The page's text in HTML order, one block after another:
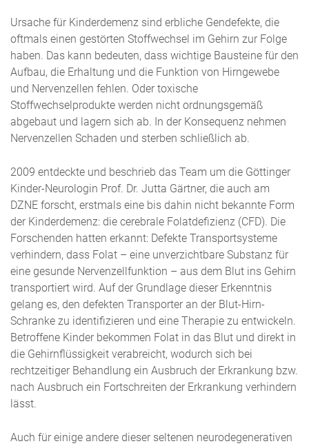
Ursache für Kinderdemenz sind erbliche Gendefekte, die
oftmals einen gestörten Stoffwechsel im Gehirn zur Folge
haben. Das kann bedeuten, dass wichtige Bausteine für den
Aufbau, die Erhaltung und die Funktion von Hirngewebe
und Nervenzellen fehlen. Oder toxische
Stoffwechselprodukte werden nicht ordnungsgemäß
abgebaut und lagern sich ab. In der Konsequenz nehmen
Nervenzellen Schaden und sterben schließlich ab.
2009 entdeckte und beschrieb das Team um die Göttinger
Kinder-Neurologin Prof. Dr. Jutta Gärtner, die auch am
DZNE forscht, erstmals eine bis dahin nicht bekannte Form
der Kinderdemenz: die cerebrale Folatdefizienz (CFD). Die
Forschenden hatten erkannt: Defekte Transportsysteme
verhindern, dass Folat – eine unverzichtbare Substanz für
eine gesunde Nervenzellfunktion – aus dem Blut ins Gehirn
transportiert wird. Auf der Grundlage dieser Erkenntnis
gelang es, den defekten Transporter an der Blut-Hirn-
Schranke zu identifizieren und eine Therapie zu entwickeln.
Betroffene Kinder bekommen Folat in das Blut und direkt in
die Gehirnflüssigkeit verabreicht, wodurch sich bei
rechtzeitiger Behandlung ein Ausbruch der Erkrankung bzw.
nach Ausbruch ein Fortschreiten der Erkrankung verhindern
lässt.
Auch für einige andere dieser seltenen neurodegenerativen